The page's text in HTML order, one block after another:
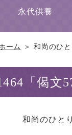
永代供養
ーム ＞ 和尚のひ
「偈文
和尚のひと